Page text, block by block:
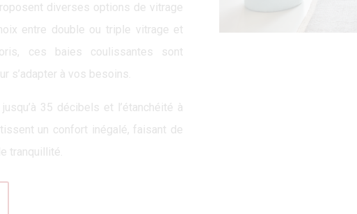
diverses options de vitrage
entre double ou triple vitrage et
ces baies coulissantes sont
s’adapter à vos besoins.
35 décibels et l’étanchéité à
un confort inégalé, faisant de
tranquillité.